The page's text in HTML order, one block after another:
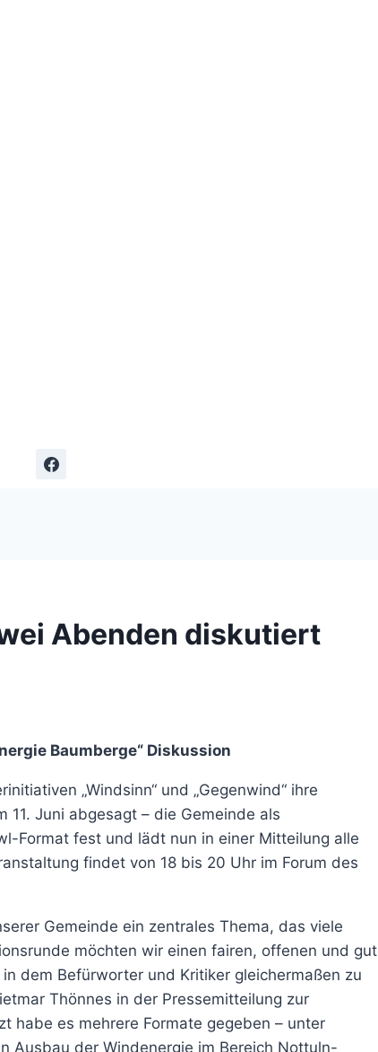
Abenden diskutiert
Baumberge“ Diskussion
„Windsinn“ und „Gegenwind“ ihre
11. Juni abgesagt – die Gemeinde als
Format fest und lädt nun in einer Mitteilung alle
findet von 18 bis 20 Uhr im Forum des
Gemeinde ein zentrales Thema, das viele
möchten wir einen fairen, offenen und gut
dem Befürworter und Kritiker gleichermaßen zu
Thönnes in der Pressemitteilung zur
habe es mehrere Formate gegeben – unter
Ausbau der Windenergie im Bereich Nottuln-